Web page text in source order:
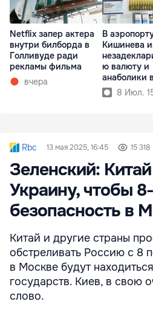
Netflix запер актера
внутри билборда в
Голливуде ради
рекламы фильма
вчера
В
Кишинева
ю валюту и
анаболики
8 Июл.
Rbc 13 мая 2025, 16:45 15 318
Зеленский:
Украину, чтобы
безопасность в
Китай и другие страны
обстреливать Россию с 8
в Москве будут
государств. Киев, в свою
слово.